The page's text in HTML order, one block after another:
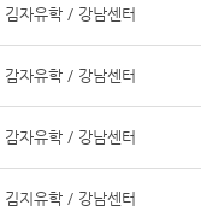
김자유학 / 강남센터
감자유학 / 강남센터
감자유학 / 강남센터
김지유학 / 강남센터